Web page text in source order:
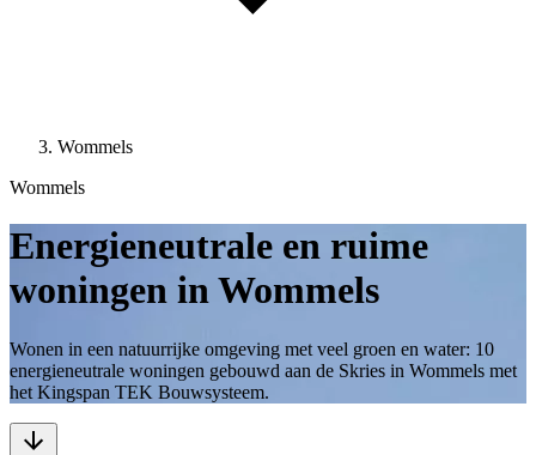
Wommels
Wommels
Energieneutrale en ruime
woningen in Wommels
Wonen in een natuurrijke omgeving met veel groen en water: 10
energieneutrale woningen gebouwd aan de Skries in Wommels met
het Kingspan TEK Bouwsysteem.